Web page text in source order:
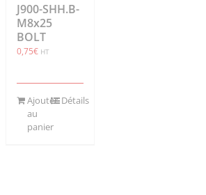
J900-SHH.B-
M8x25
BOLT
0,75€ HT
Ajouter
au
panier
Détails